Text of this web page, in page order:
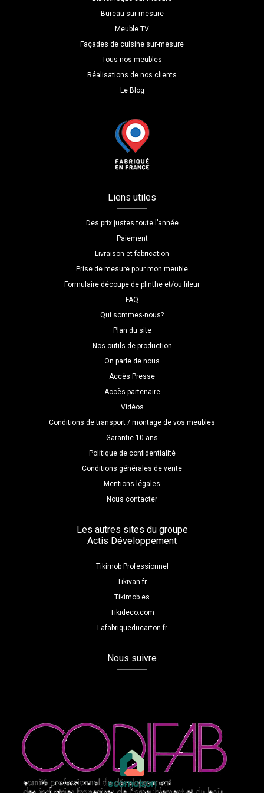
Bureau sur mesure
Meuble TV
Façades de cuisine sur-mesure
Tous nos meubles
Réalisations de nos clients
Le Blog
Liens utiles
Des prix justes toute l’année
Paiement
Livraison et fabrication
Prise de mesure pour mon meuble
Formulaire découpe de plinthe et/ou fileur
FAQ
Qui sommes-nous?
Plan du site
Nos outils de production
On parle de nous
Accès Presse
Accès partenaire
Vidéos
Conditions de transport / montage de vos meubles
Garantie 10 ans
Politique de confidentialité
Conditions générales de vente
Mentions légales
Nous contacter
Les autres sites du groupe
Actis Développement
Tikimob Professionnel
Tikivan.fr
Tikimob.es
Tikideco.com
Lafabriqueducarton.fr
Nous suivre